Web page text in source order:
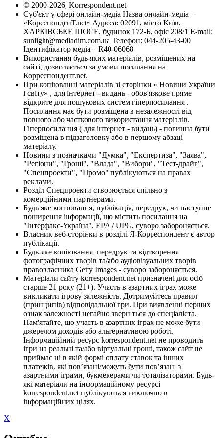
© 2000-2026, Korrespondent.net
Суб'єкт у сфері онлайн-медіа Назва онлайн-медіа –
«КореспонденТ.net» Адреса: 02091, місто Київ,
ХАРКІВСЬКЕ ШОСЕ, будинок 172-Б, офіс 208/1 E-mail:
sunlight@mediadim.com.ua Телефон: 044-205-43-00
Ідентифікатор медіа – R40-06068
Використання будь-яких матеріалів, розміщених на
сайті, дозволяється за умови посилання на
Корреспондент.net.
При копіюванні матеріалів зі сторінки « Новини України
і світу» , для інтернет - видань - обов'язкове пряме
відкрите для пошукових систем гіперпосилання .
Посилання має бути розміщена в незалежності від
повного або часткового використання матеріалів.
Гіперпосилання ( для інтернет - видань) - повинна бути
розміщена в підзаголовку або в першому абзаці
матеріалу.
Новини з позначками "Думка", "Експертиза", "Заява",
"Регіони", "Гроші", "Влада", "Вибори", "Тест-драйв",
"Спецпроекти", "Промо" публікуються на правах
реклами.
Розділ Спецпроекти створюється спільно з
комерційними партнерами.
Будь яке копіювання, публікація, передрук, чи наступне
поширення інформації, що містить посилання на
"Інтерфакс-Україна", EPA / UPG, суворо забороняється.
Власник веб-сторінки в розділі Я-Корреспондент є автор
публікації.
Будь-яке копіювання, передрук та відтворення
фотографічних творів та/або аудіовізуальних творів
правовласника Getty Images - суворо забороняється.
Матеріали сайту korrespondent.net призначені для осіб
старше 21 року (21+). Участь в азартних іграх може
викликати ігрову залежність. Дотримуйтесь правил
(принципів) відповідальної гри. При виявленні перших
ознак залежності негайно зверніться до спеціаліста.
Пам'ятайте, що участь в азартних іграх не може бути
джерелом доходів або альтернативою роботі.
Інформаційний ресурс korrespondent.net не проводить
ігри на реальні та/або віртуальні гроші, також сайт не
приймає ні в якій формі оплату ставок та інших
платежів, які пов’язані/можуть бути пов’язані з
азартними іграми, букмекерами чи тоталізаторами. Будь-
які матеріали на інформаційному ресурсі
korrespondent.net публікуються виключно в
інформаційних цілях.
X